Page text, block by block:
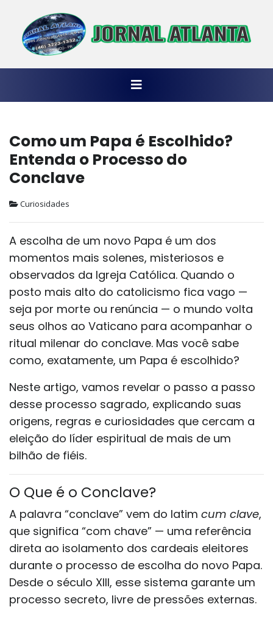
Como um Papa é Escolhido?
Entenda o Processo do
Conclave
Curiosidades
A escolha de um novo Papa é um dos
momentos mais solenes, misteriosos e
observados da Igreja Católica. Quando o
posto mais alto do catolicismo fica vago —
seja por morte ou renúncia — o mundo volta
seus olhos ao Vaticano para acompanhar o
ritual milenar do conclave. Mas você sabe
como, exatamente, um Papa é escolhido?
Neste artigo, vamos revelar o passo a passo
desse processo sagrado, explicando suas
origens, regras e curiosidades que cercam a
eleição do líder espiritual de mais de um
bilhão de fiéis.
O Que é o Conclave?
A palavra “conclave” vem do latim cum clave,
que significa “com chave” — uma referência
direta ao isolamento dos cardeais eleitores
durante o processo de escolha do novo Papa.
Desde o século XIII, esse sistema garante um
processo secreto, livre de pressões externas.